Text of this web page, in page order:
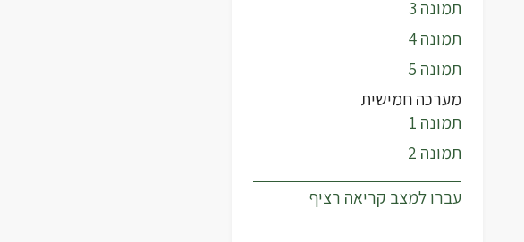
תמונה 3
תמונה 4
תמונה 5
מערכה חמישית
תמונה 1
תמונה 2
עברו למצב קריאה רציף